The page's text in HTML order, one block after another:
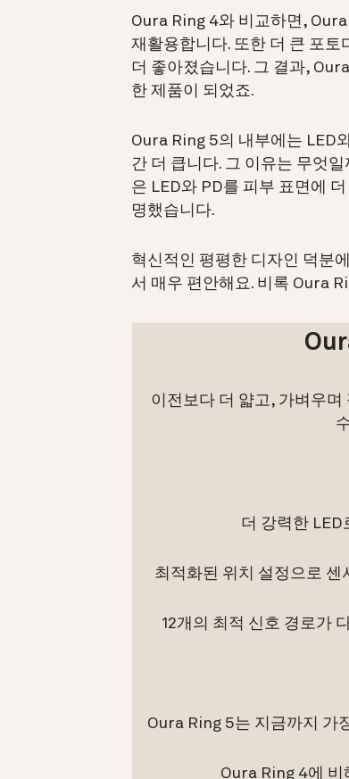
Oura Ring 4와 비교하면,
재활용합니다. 또한 더 큰 포
더 좋아졌습니다. 그 결과,
한 제품이 되었죠.
Oura Ring 5의 내부에는 LED
간 더 큽니다. 그 이유는 무엇
은 LED와 PD를 피부 표면에
명했습니다.
혁신적인 평평한 디자인 덕분
서 매우 편안해요. 비록 Oura
이전보다 더 얇고, 가벼우
더 강력한 LED
최적화된 위치 설정으로 센
12개의 최적 신호 경로가
Oura Ring 5는 지금까지 가
Oura Ring 4에 비